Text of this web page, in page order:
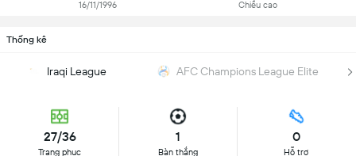
16/11/1996 Chiều cao
Thống kê
Iraqi League AFC Champions League Elite
27/36
Trang phục
1
Bàn thắng
0
Hỗ trợ